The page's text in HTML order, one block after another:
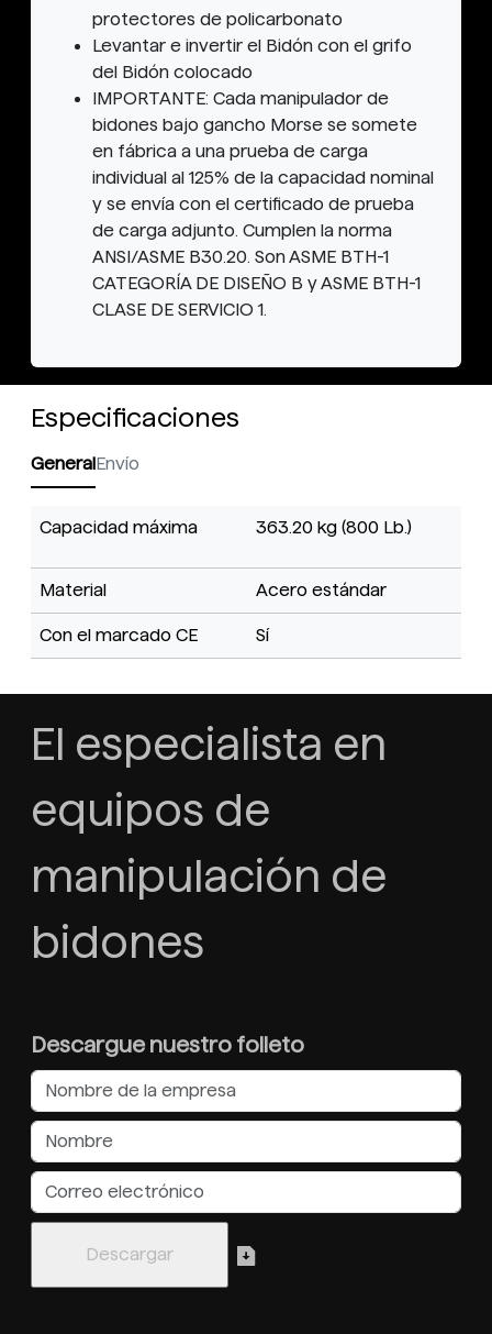
protectores de policarbonato
Levantar e invertir el Bidón con el grifo
del Bidón colocado
IMPORTANTE: Cada manipulador de
bidones bajo gancho Morse se somete
en fábrica a una prueba de carga
individual al 125% de la capacidad nominal
y se envía con el certificado de prueba
de carga adjunto. Cumplen la norma
ANSI/ASME B30.20. Son ASME BTH-1
CATEGORÍA DE DISEÑO B y ASME BTH-1
CLASE DE SERVICIO 1.
Especificaciones
GeneralEnvío
Capacidad máxima 363.20 kg (800 Lb.)
Material Acero estándar
Con el marcado CE Sí
El especialista en
equipos de
manipulación de
bidones
Descargue nuestro folleto